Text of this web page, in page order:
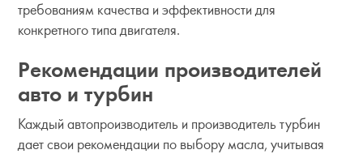
требованиям качества и эффективности для
конкретного типа двигателя.
Рекомендации производителей
авто и турбин
Каждый автопроизводитель и производитель турбин
дает свои рекомендации по выбору масла, учитывая